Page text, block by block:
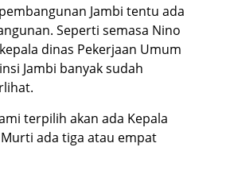
Jambi tentu ada
Seperti semasa Nino
dinas Pekerjaan Umum
Jambi banyak sudah
terpilih akan ada Kepala
ada tiga atau empat